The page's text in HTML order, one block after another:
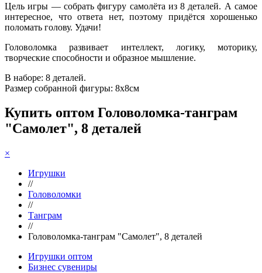
Цель игры — собрать фигуру самолёта из 8 деталей. А самое
интересное, что ответа нет, поэтому придётся хорошенько
поломать голову. Удачи!
Головоломка развивает интеллект, логику, моторику,
творческие способности и образное мышление.
В наборе: 8 деталей.
Размер собранной фигуры: 8х8см
Купить оптом Головоломка-танграм
"Самолет", 8 деталей
×
Игрушки
//
Головоломки
//
Танграм
//
Головоломка-танграм "Самолет", 8 деталей
Игрушки оптом
Бизнес сувениры